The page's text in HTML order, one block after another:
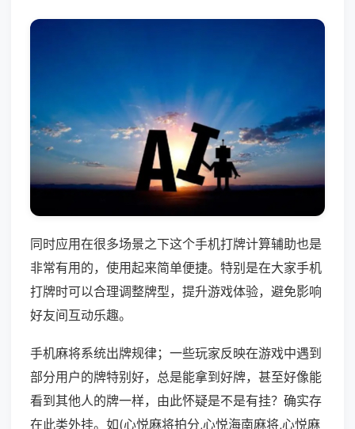
同时应用在很多场景之下这个手机打牌计算辅助也是
非常有用的，使用起来简单便捷。特别是在大家手机
打牌时可以合理调整牌型，提升游戏体验，避免影响
好友间互动乐趣。
手机麻将系统出牌规律；一些玩家反映在游戏中遇到
部分用户的牌特别好，总是能拿到好牌，甚至好像能
看到其他人的牌一样，由此怀疑是不是有挂？确实存
在此类外挂。如(心悦麻将拍分,心悦海南麻将,心悦麻